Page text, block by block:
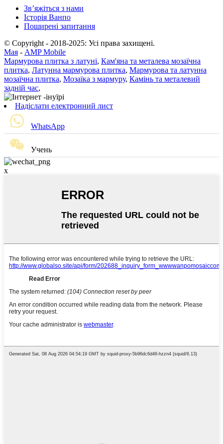
Зв’яжіться з нами
Історія Ванпо
Поширені запитання
© Copyright - 2018-2025: Усі права захищені.
Мая - AMP Mobile
Мармурова плитка з латуні, Кам'яна та металева мозаїчна
плитка, Латунна мармурова плитка, Мармурова та латунна
мозаїчна плитка, Мозаїка з мармуру, Камінь та металевий
задній час,
Надіслати електронний лист
WhatsApp
Учень
x